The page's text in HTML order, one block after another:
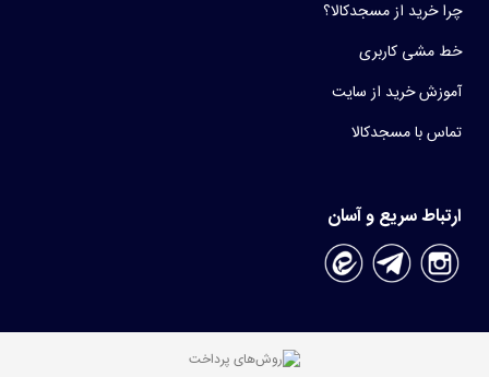
چرا خرید از مسجدکالا؟
خط مشی کاربری
آموزش خرید از سایت
تماس با مسجدکالا
ارتباط سریع و آسان